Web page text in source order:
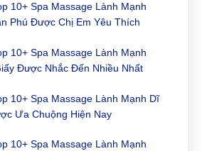
10+ Spa Massage Lành Mạnh
Phú Được Chị Em Yêu Thích
10+ Spa Massage Lành Mạnh
Được Nhắc Đến Nhiều Nhất
10+ Spa Massage Lành Mạnh Dĩ
Ưa Chuộng Hiện Nay
10+ Spa Massage Lành Mạnh